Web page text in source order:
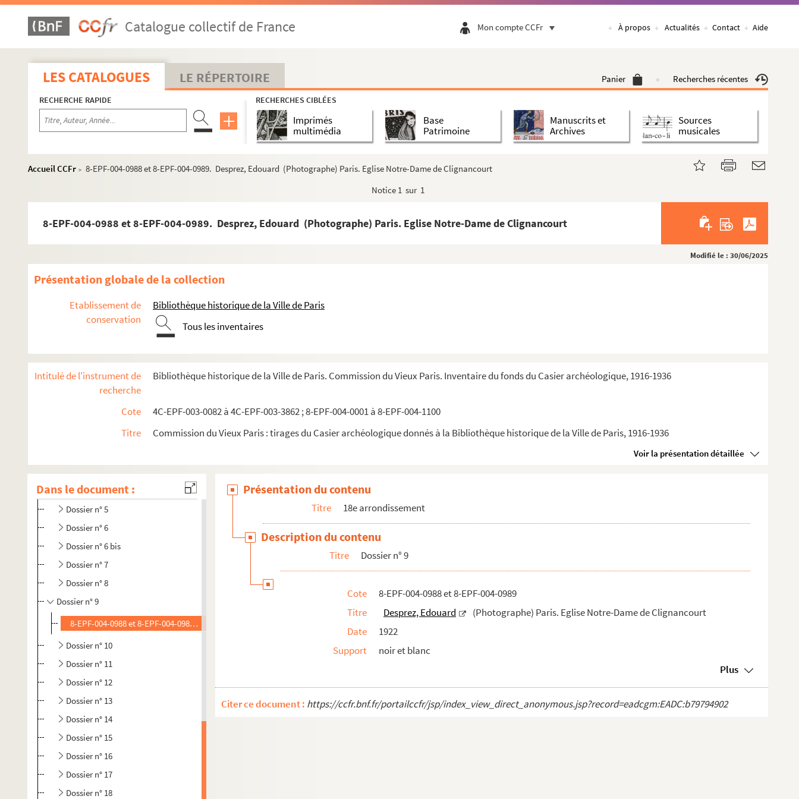
Catalogue collectif de France Mon compte CCFr À propos Actualités Contact Aide
LES CATALOGUES LE RÉPERTOIRE Panier Recherches récentes
RECHERCHE RAPIDE RECHERCHES CIBLÉES
Imprimés
multimédia
Base
Patrimoine
Manuscrits et
Archives
Sources
musicales
Accueil CCFr > 8-EPF-004-0988 et 8-EPF-004-0989. Desprez, Edouard (Photographe) Paris. Eglise Notre-Dame de Clignancourt
Notice 1 sur 1
8-EPF-004-0988 et 8-EPF-004-0989. Desprez, Edouard (Photographe) Paris. Eglise Notre-Dame de Clignancourt
Modifié le : 30/06/2025
Présentation globale de la collection
Etablissement de
conservation
Bibliothèque historique de la Ville de Paris
Tous les inventaires
Intitulé de l'instrument de
recherche
Bibliothèque historique de la Ville de Paris. Commission du Vieux Paris. Inventaire du fonds du Casier archéologique, 1916-1936
Cote
4C-EPF-003-0082 à 4C-EPF-003-3862 ; 8-EPF-004-0001 à 8-EPF-004-1100
Titre
Commission du Vieux Paris : tirages du Casier archéologique donnés à la Bibliothèque historique de la Ville de Paris, 1916-1936
Voir la présentation détaillée
Dans le document :
1er arrondissement
2e arrondissement
3e arrondissement
4e arrondissement
6e arrondissement
7e arrondissement
10e arrondissement
11e arrondissement
12e arrondissement
13e arrondissement
14e arrondissement
15e arrondissement
18e arrondissement
Dossier n° 4
Dossier n° 4 bis
Dossier n° 5
Dossier n° 6
Dossier n° 6 bis
Dossier n° 7
Dossier n° 8
Dossier n° 9
8-EPF-004-0988 et 8-EPF-004-0989. Desprez, Edouard (Photographe) Paris. Eglise Notre-Dame de Clignancourt
Dossier n° 10
Dossier n° 11
Dossier n° 12
Dossier n° 13
Dossier n° 14
Dossier n° 15
Dossier n° 16
Dossier n° 17
Dossier n° 18
Présentation du contenu
Titre 18e arrondissement
Description du contenu
Titre Dossier n° 9
Cote
8-EPF-004-0988 et 8-EPF-004-0989
Titre
Desprez, Edouard
(Photographe) Paris. Eglise Notre-Dame de Clignancourt
Date
1922
Support
noir et blanc
Plus
Citer ce document : https://ccfr.bnf.fr/portailccfr/jsp/index_view_direct_anonymous.jsp?record=eadcgm:EADC:b79794902